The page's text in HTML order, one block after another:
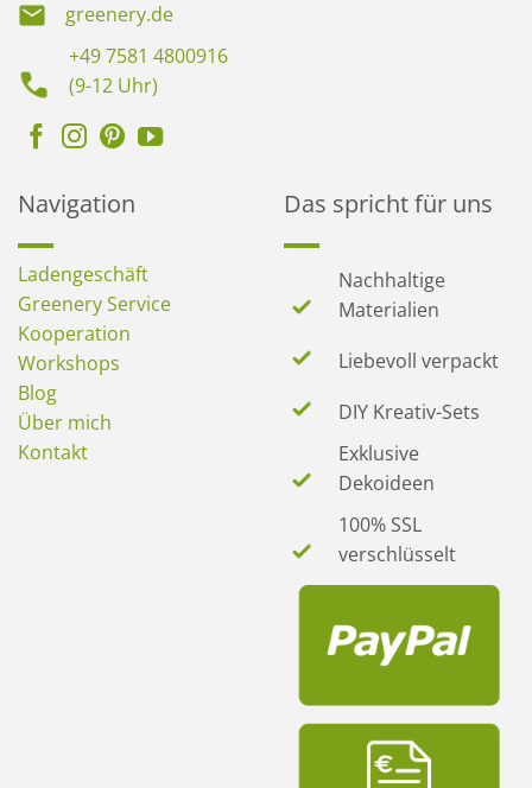
greenery.de
+49 7581 4800916
(9-12 Uhr)
Navigation
Ladengeschäft
Greenery Service
Kooperation
Workshops
Blog
Über mich
Kontakt
Das spricht für uns
Nachhaltige
Materialien
Liebevoll verpackt
DIY Kreativ-Sets
Exklusive
Dekoideen
100% SSL
verschlüsselt